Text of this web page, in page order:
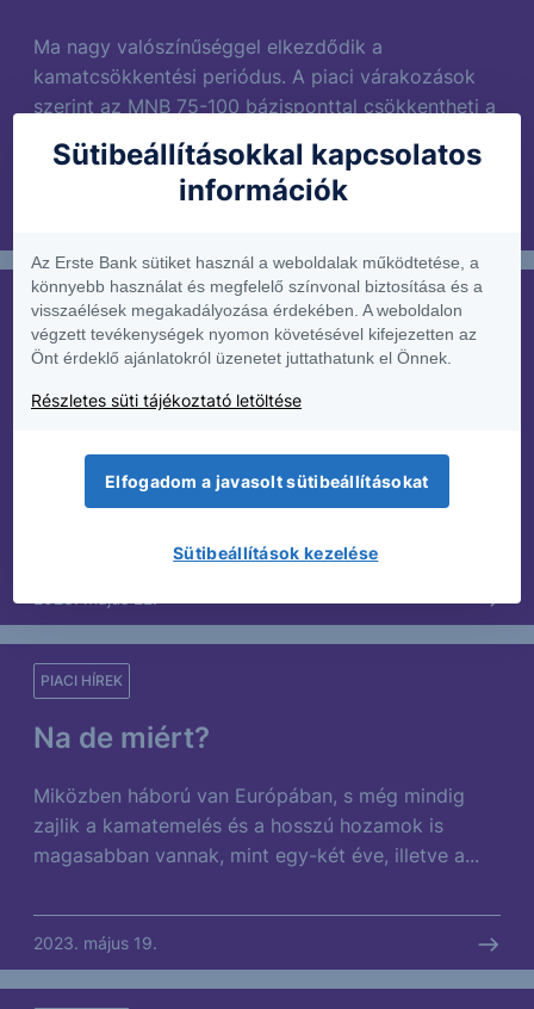
Ma nagy valószínűséggel elkezdődik a
kamatcsökkentési periódus. A piaci várakozások
szerint az MNB 75-100 bázisponttal csökkentheti a
mai...
Forrósodik a hangulat!
PIACI HÍREK
tovább forrósodott a hangulat az adóságplafon
körül. Egyre többen emelik fel a szavukat, hogy
ahelyett,...
Na de miért?
PIACI HÍREK
Miközben háború van Európában, s még mindig
zajlik a kamatemelés és a hosszú hozamok is
magasabban vannak, mint egy-két éve, illetve a...
2023. május 19.
Sütibeállításokkal kapcsolatos
információk
Az Erste Bank sütiket használ a weboldalak működtetése, a
könnyebb használat és megfelelő színvonal biztosítása és a
visszaélések megakadályozása érdekében. A weboldalon
végzett tevékenységek nyomon követésével kifejezetten az
Önt érdeklő ajánlatokról üzenetet juttathatunk el Önnek.
Részletes süti tájékoztató letöltése
Elfogadom a javasolt sütibeállításokat
Sütibeállítások kezelése